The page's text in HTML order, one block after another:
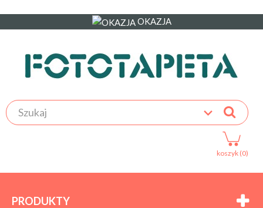
OKAZJA
koszyk (0)
PRODUKTY